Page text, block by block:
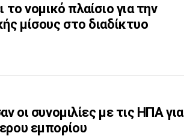
το νομικό πλαίσιο για την
μίσους στο διαδίκτυο
οι συνομιλίες με τις ΗΠΑ για
εμπορίου